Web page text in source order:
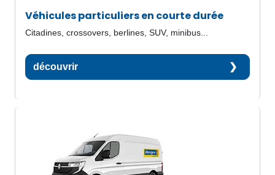
Véhicules particuliers en courte durée
Citadines, crossovers, berlines, SUV, minibus...
découvrir